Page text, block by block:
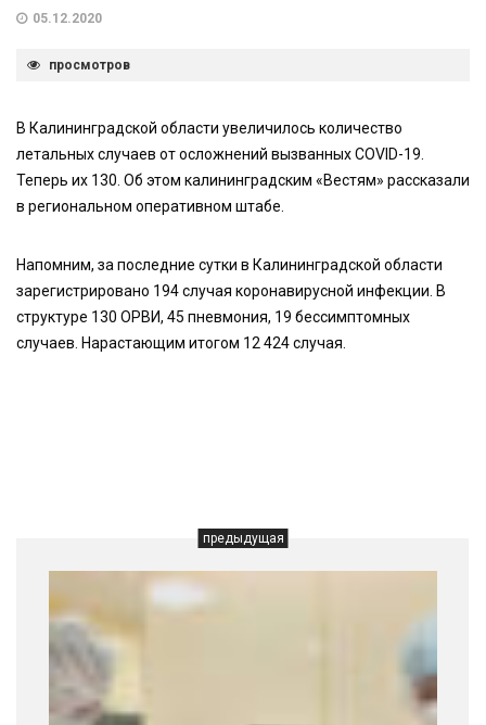
05.12.2020
просмотров
В Калининградской области увеличилось количество
летальных случаев от осложнений вызванных COVID-19.
Теперь их 130. Об этом калининградским «Вестям» рассказали
в региональном оперативном штабе.
Напомним, за последние сутки в Калининградской области
зарегистрировано 194 случая коронавирусной инфекции. В
структуре 130 ОРВИ, 45 пневмония, 19 бессимптомных
случаев. Нарастающим итогом 12 424 случая.
предыдущая